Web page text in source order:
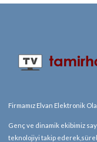
Firmamız Elvan Elektronik
Genç ve dinamik ekibimiz
teknolojiyi takip